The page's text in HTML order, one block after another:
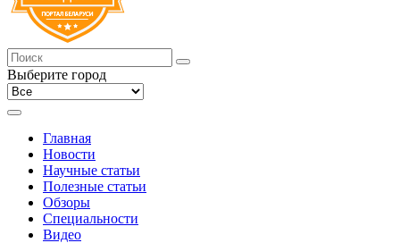
Выберите город
Главная
Новости
Научные статьи
Полезные статьи
Обзоры
Специальности
Видео